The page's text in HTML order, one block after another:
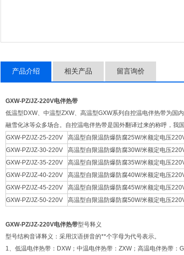
产品介绍 相关产品 留言询价
GXW-PZ/JZ-220V电伴热带
低温型DXW、中温型ZXW、高温型GXW系列自控温电伴热带为国
融雪化冰等众多场合。自控温电伴热带是国外翻译过来的称呼，我
GXW-PZ/JZ-25-220V 高温型自限温防爆防腐25W/米额定电压
GXW-PZ/JZ-30-220V
高温型自限温防爆防腐30W/米额定电压
GXW-PZ/JZ-35-220V
高温型自限温防爆防腐35W/米额定电压
GXW-PZ/JZ-40-220V
高温型自限温防爆防腐40W/米额定电压
GXW-PZ/JZ-45-220V
高温型自限温防爆防腐45W/米额定电压
GXW-PZ/JZ-50-220V
高温型自限温防爆防腐50W/米额定电压
GXW-PZ/JZ-220V电伴热带型号释义
型号结构音译释义：采用汉语拼音的**个字母为代号表示。
1、低温电伴热带：DXW；中温电伴热带：ZXW；高温电伴热带：